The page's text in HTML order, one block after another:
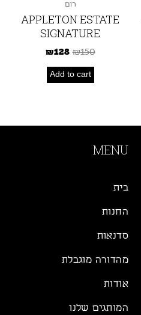
רום
APPLETON ESTATE
SIGNATURE
₪150
₪128
Add to cart
MENU
בית
החנות
סדנאות
מהדורה מוגבלת
אודות
המותגים שלנו